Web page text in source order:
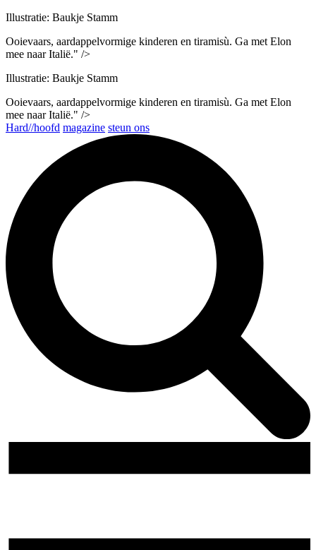
Illustratie: Baukje Stamm
Ooievaars, aardappelvormige kinderen en tiramisù. Ga met Elon
mee naar Italië." />
Illustratie: Baukje Stamm
Ooievaars, aardappelvormige kinderen en tiramisù. Ga met Elon
mee naar Italië." />
Hard//hoofd magazine steun ons